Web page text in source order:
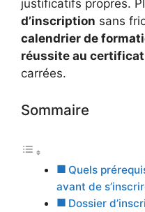
justificatifs propres.
d’inscription sans
calendrier de
réussite au certificat
carrées.
Sommaire
Quels
avant de
Dossier